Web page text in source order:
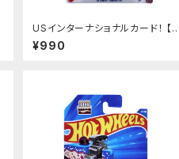
USインターナショナルカード！ 【
'76 Chevy Chevette 】
¥990